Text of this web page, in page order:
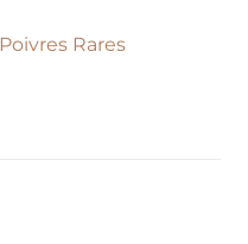
Poivres Rares